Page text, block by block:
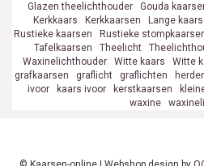
Glazen theelichthouder
Gouda
Kerkkaars
Kerkkaarsen Lange
Rustieke kaarsen
Rustieke
Tafelkaarsen
Theelicht
Waxinelichthouder
Witte kaars Witte
grafkaarsen
graflicht graflichten
ivoor
kaars ivoor kerstkaarsen
waxine